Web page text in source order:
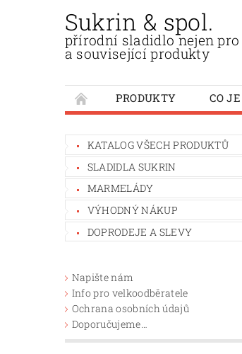
Sukrin & spol.
přírodní sladidlo nejen
a související produkty
PRODUKTY CO
KATALOG VŠECH PRODUKTŮ
SLADIDLA SUKRIN
MARMELÁDY
VÝHODNÝ NÁKUP
DOPRODEJE A SLEVY
Napište nám
Info pro velkoodběratele
Ochrana osobních údajů
Doporučujeme…